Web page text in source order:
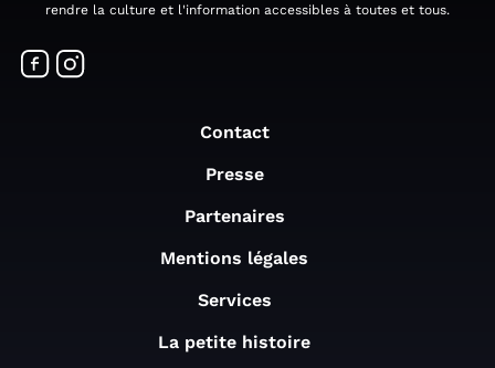
rendre la culture et l'information accessibles à toutes et tous.
Contact
Presse
Partenaires
Mentions légales
Services
La petite histoire